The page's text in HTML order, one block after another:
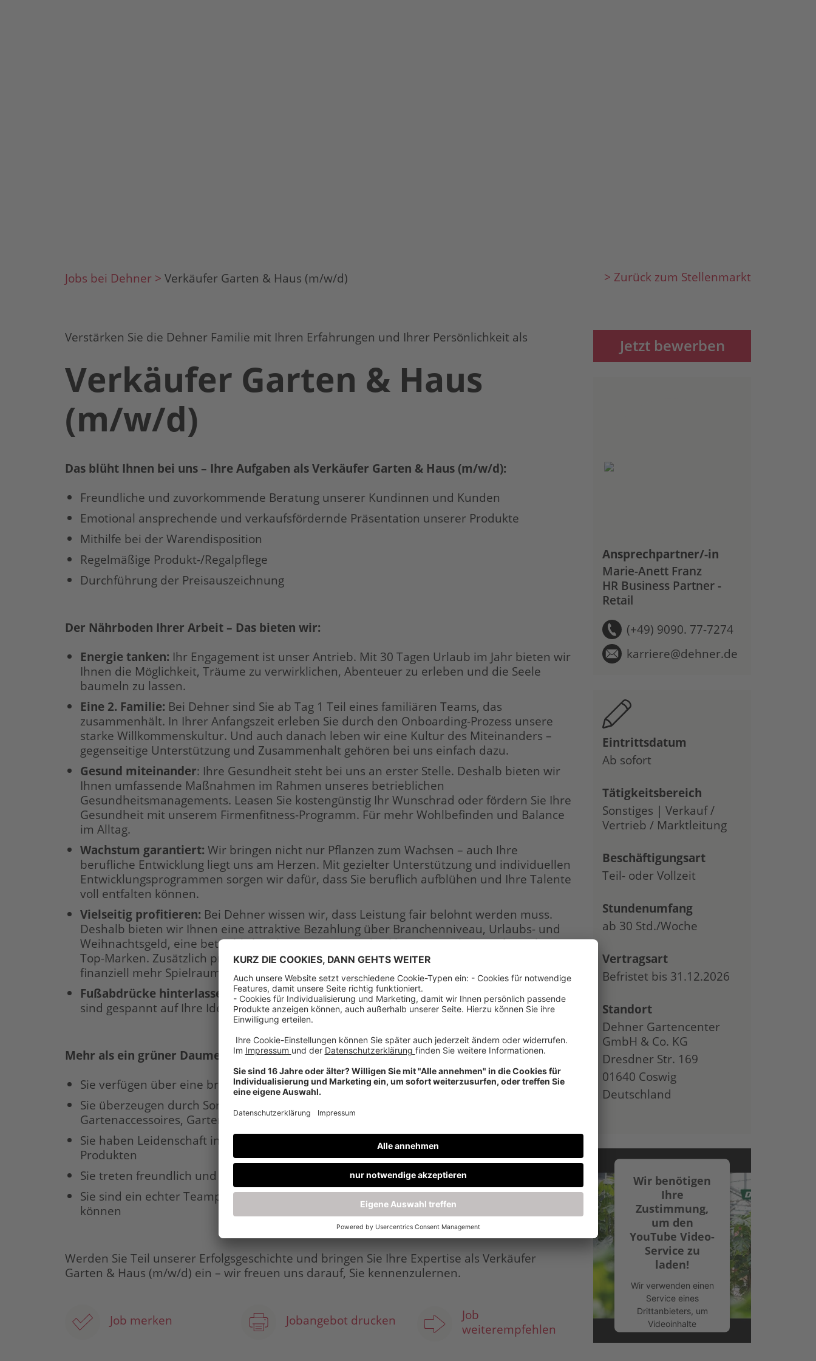
Jobs bei Dehner > Verkäufer Garten & Haus (m/w/d) > Zurück zum Stellenmarkt
Verstärken Sie die Dehner Familie mit Ihren Erfahrungen und Ihrer Persönlichkeit als
Verkäufer Garten & Haus
(m/w/d)
Das blüht Ihnen bei uns – Ihre Aufgaben als Verkäufer Garten & Haus (m/w/d):
Freundliche und zuvorkommende Beratung unserer Kundinnen und Kunden
Emotional ansprechende und verkaufsfördernde Präsentation unserer Produkte
Mithilfe bei der Warendisposition
Regelmäßige Produkt-/Regalpflege
Durchführung der Preisauszeichnung
Der Nährboden Ihrer Arbeit – Das bieten wir:
Energie tanken: Ihr Engagement ist unser Antrieb. Mit 30 Tagen Urlaub im Jahr bieten wir
Ihnen die Möglichkeit, Träume zu verwirklichen, Abenteuer zu erleben und die Seele
baumeln zu lassen.
Eine 2. Familie: Bei Dehner sind Sie ab Tag 1 Teil eines familiären Teams, das
zusammenhält. In Ihrer Anfangszeit erleben Sie durch den Onboarding-Prozess unsere
starke Willkommenskultur. Und auch danach leben wir eine Kultur des Miteinanders –
gegenseitige Unterstützung und Zusammenhalt gehören bei uns einfach dazu.
Gesund miteinander: Ihre Gesundheit steht bei uns an erster Stelle. Deshalb bieten wir
Ihnen umfassende Maßnahmen im Rahmen unseres betrieblichen
Gesundheitsmanagements. Leasen Sie kostengünstig Ihr Wunschrad oder fördern Sie Ihre
Gesundheit mit unserem Firmenfitness-Programm. Für mehr Wohlbefinden und Balance
im Alltag.
Wachstum garantiert: Wir bringen nicht nur Pflanzen zum Wachsen – auch Ihre
berufliche Entwicklung liegt uns am Herzen. Mit gezielter Unterstützung und individuellen
Entwicklungsprogrammen sorgen wir dafür, dass Sie beruflich aufblühen und Ihre Talente
voll entfalten können.
Vielseitig profitieren: Bei Dehner wissen wir, dass Leistung fair belohnt werden muss.
Deshalb bieten wir Ihnen eine attraktive Bezahlung über Branchenniveau, Urlaubs- und
Weihnachtsgeld, eine betriebliche Altersvorsorge und exklusive Mitarbeiterrabatte bei
Top-Marken. Zusätzlich profitieren Sie von einem Personalrabatt von 20 %. So bleibt auch
finanziell mehr Spielraum für die schönen Dinge im Leben.
Fußabdrücke hinterlassen: Sie wollen etwas bewegen – Sie dürfen etwas bewegen! Wir
sind gespannt auf Ihre Ideen und sind immer bereit, neue Wege zu beschreiten.
Mehr als ein grüner Daumen – Ihr Profil als Verkäufer Garten & Haus (m/w/d):
Sie verfügen über eine branchen- bzw. fachbezogene Ausbildung
Sie überzeugen durch Sortimentskenntnisse in den Bereichen Großkeramik, Erde und
Gartenaccessoires, Gartentechnik, Pflanzenschutz, Sämereien
Sie haben Leidenschaft in der Beratung von Kundinnen und Kunden sowie im Verkauf von
Produkten
Sie treten freundlich und verbindlich auf
Sie sind ein echter Teamplayer, auf den sich Ihre Kolleginnen und Kollegen verlassen
können
Werden Sie Teil unserer Erfolgsgeschichte und bringen Sie Ihre Expertise als Verkäufer
Garten & Haus (m/w/d) ein – wir freuen uns darauf, Sie kennenzulernen.
Job merken Jobangebot drucken
Job
weiterempfehlen
Jetzt bewerben
Ansprechpartner/-in
Marie-Anett Franz
HR Business Partner -
Retail
(+49) 9090. 77-7274
karriere@dehner.de
Eintrittsdatum
Ab sofort
Tätigkeitsbereich
Sonstiges | Verkauf /
Vertrieb / Marktleitung
Beschäftigungsart
Teil- oder Vollzeit
Stundenumfang
ab 30 Std./Woche
Vertragsart
Befristet bis 31.12.2026
Standort
Dehner Gartencenter
GmbH & Co. KG
Dresdner Str. 169
01640 Coswig
Deutschland
Wir benötigen
Ihre
Zustimmung,
um den
YouTube Video-
Service zu
laden!
Wir verwenden einen
Service eines
Drittanbieters, um
Videoinhalte